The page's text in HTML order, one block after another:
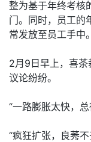
整为基于年终考核
门。同时，员工的
常发放至员工手中
2月9日早上，喜
议论纷纷。
“一路膨胀太快，
“疯狂扩张，良莠不